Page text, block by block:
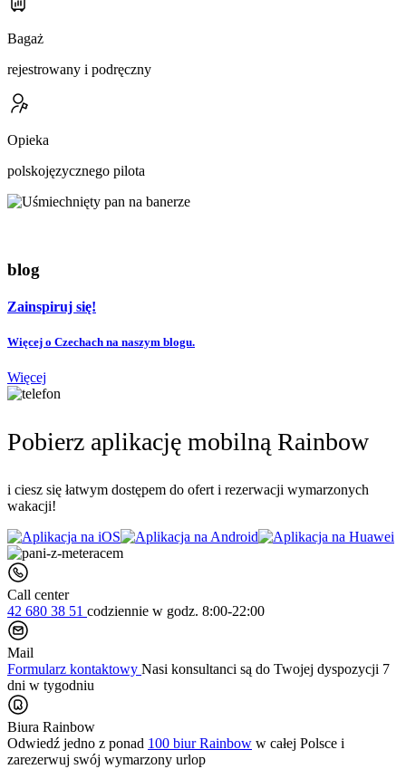
Bagaż
rejestrowany i podręczny
Opieka
polskojęzycznego pilota
blog
Zainspiruj się!
Więcej o Czechach na naszym blogu.
Więcej
Pobierz aplikację mobilną Rainbow
i ciesz się łatwym dostępem do ofert i rezerwacji wymarzonych
wakacji!
Call center
42 680 38 51 codziennie w godz. 8:00-22:00
Mail
Formularz kontaktowy Nasi konsultanci są do Twojej dyspozycji 7
dni w tygodniu
Biura Rainbow
Odwiedź jedno z ponad 100 biur Rainbow w całej Polsce i
zarezerwuj swój wymarzony urlop